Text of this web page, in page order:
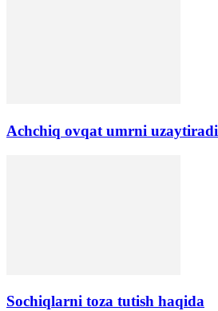
Аchchiq ovqat umrni uzaytiradi
Sochiqlarni toza tutish haqida